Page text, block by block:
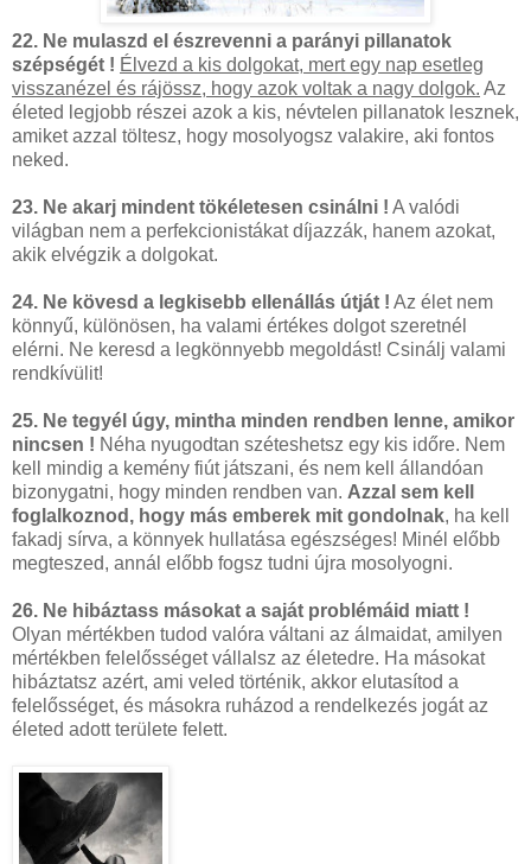
22. Ne mulaszd el észrevenni a parányi pillanatok
szépségét ! Élvezd a kis dolgokat, mert egy nap esetleg
visszanézel és rájössz, hogy azok voltak a nagy dolgok. Az
életed legjobb részei azok a kis, névtelen pillanatok lesznek,
amiket azzal töltesz, hogy mosolyogsz valakire, aki fontos
neked.
23. Ne akarj mindent tökéletesen csinálni ! A valódi
világban nem a perfekcionistákat díjazzák, hanem azokat,
akik elvégzik a dolgokat.
24. Ne kövesd a legkisebb ellenállás útját ! Az élet nem
könnyű, különösen, ha valami értékes dolgot szeretnél
elérni. Ne keresd a legkönnyebb megoldást! Csinálj valami
rendkívülit!
25. Ne tegyél úgy, mintha minden rendben lenne, amikor
nincsen ! Néha nyugodtan széteshetsz egy kis időre. Nem
kell mindig a kemény fiút játszani, és nem kell állandóan
bizonygatni, hogy minden rendben van. Azzal sem kell
foglalkoznod, hogy más emberek mit gondolnak, ha kell
fakadj sírva, a könnyek hullatása egészséges! Minél előbb
megteszed, annál előbb fogsz tudni újra mosolyogni.
26. Ne hibáztass másokat a saját problémáid miatt !
Olyan mértékben tudod valóra váltani az álmaidat, amilyen
mértékben felelősséget vállalsz az életedre. Ha másokat
hibáztatsz azért, ami veled történik, akkor elutasítod a
felelősséget, és másokra ruházod a rendelkezés jogát az
életed adott területe felett.